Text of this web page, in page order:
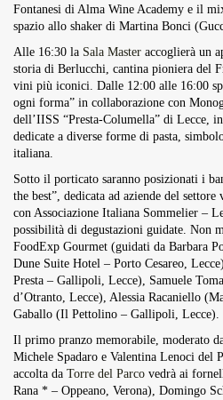
Fontanesi di Alma Wine Academy e il
spazio allo shaker di Martina Bonci
Alle 16:30 la Sala Master accoglierà un
storia di Berlucchi, cantina pioniera del
vini più iconici. Dalle 12:00 alle 16:00
ogni forma” in collaborazione con
dell’IISS “Presta-Columella” di Lecce,
dedicate a diverse forme di pasta,
italiana.
Sotto il porticato saranno posizionati i
the best”, dedicata ad aziende del
con Associazione Italiana Sommelier –
possibilità di degustazioni guidate. Non
FoodExp Gourmet (guidati da Barbara
Dune Suite Hotel – Porto Cesareo,
Presta – Gallipoli, Lecce), Samuele
d’Otranto, Lecce), Alessia Racaniello
Gaballo (Il Pettolino – Gallipoli, Lecce).
Il primo pranzo memorabile, moderato
Michele Spadaro e Valentina Lenoci del
accolta da Torre del Parco vedrà ai
Rana * – Oppeano, Verona), Domingo